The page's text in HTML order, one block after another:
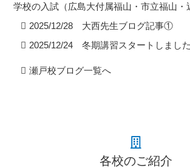
学校の入試（広島大付属福山・市立福山・
2025/12/28 大西先生ブログ記事①
2025/12/24 冬期講習スタートしました
瀬戸校ブログ一覧へ
各校のご紹介